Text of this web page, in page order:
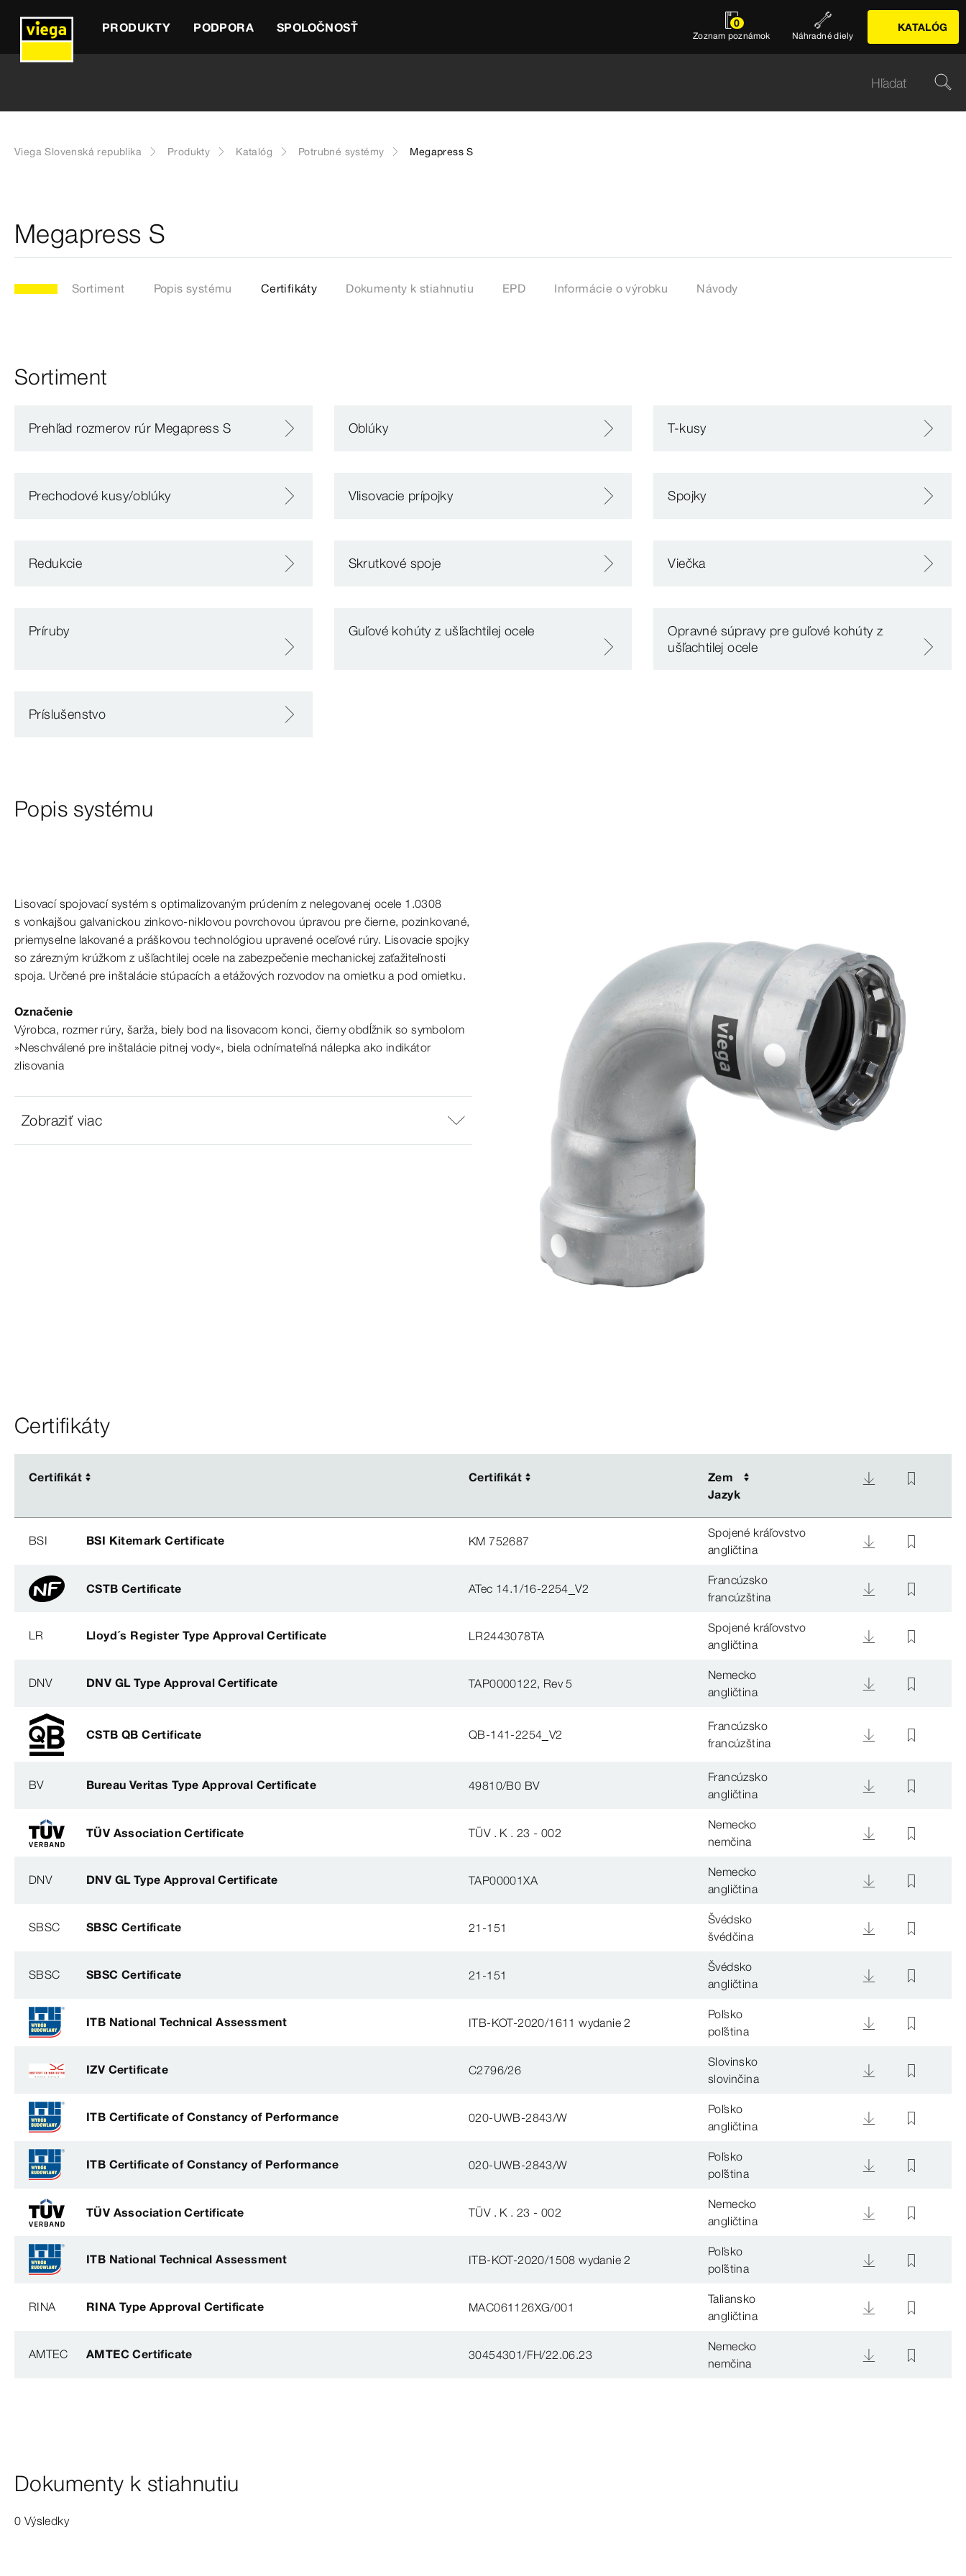
PRODUKTY PODPORA SPOLOČNOSŤ 0
Zoznam poznámok Náhradné diely
KATALÓG
Viega Slovenská republika Produkty Katalóg Potrubné systémy Megapress S
Megapress S
Sortiment Popis systému Certifikáty Dokumenty k stiahnutiu EPD Informácie o výrobku Návody
Sortiment
Prehľad rozmerov rúr Megapress S Oblúky T-kusy
Prechodové kusy/oblúky Vlisovacie prípojky Spojky
Redukcie Skrutkové spoje Viečka
Príruby Guľové kohúty z ušľachtilej ocele
Opravné súpravy pre guľové kohúty z
ušľachtilej ocele
Príslušenstvo
Popis systému
Lisovací spojovací systém soptimalizovaným prúdením z nelegovanej ocele 1.0308
s vonkajšou galvanickou zinkovo-​niklovou povrchovou úpravou pre čierne, pozinkované,
priemyselne lakované a práškovou technológiou upravené oceľové rúry. Lisovacie spojky
sozárezným krúžkom z ušľachtilej ocele nazabezpečenie mechanickej zaťažiteľnosti
spoja. Určené pre inštalácie stúpacích aetážových rozvodov naomietku a pod omietku.
Označenie
Výrobca, rozmer rúry, šarža, biely bod nalisovacom konci, čierny obdĺžnik sosymbolom
»Neschválené pre inštalácie pitnej vody«, biela odnímateľná nálepka ako indikátor
zlisovania
Zobraziť viac
Certifikáty
Certifikát Certifikát
Zem
Jazyk
Certifikát Certifikát
Zem
Jazyk
BSI BSI Kitemark Certificate KM 752687
Spojené kráľovstvo
angličtina
CSTB Certificate ATec 14.1/16-2254_V2
Francúzsko
francúzština
LR Lloyd´s Register Type Approval Certificate LR2443078TA
Spojené kráľovstvo
angličtina
DNV DNV GL Type Approval Certificate TAP0000122, Rev 5
Nemecko
angličtina
CSTB QB Certificate QB-141-2254_V2
Francúzsko
francúzština
BV Bureau Veritas Type Approval Certificate 49810/B0 BV
Francúzsko
angličtina
TÜV Association Certificate TÜV . K . 23 - 002
Nemecko
nemčina
DNV DNV GL Type Approval Certificate TAP00001XA
Nemecko
angličtina
SBSC SBSC Certificate 21-151
Švédsko
švédčina
SBSC SBSC Certificate 21-151
Švédsko
angličtina
ITB National Technical Assessment ITB-KOT-2020/1611 wydanie 2
Poľsko
poľština
IZV Certificate C2796/26
Slovinsko
slovinčina
ITB Certificate of Constancy of Performance 020-UWB-2843/W
Poľsko
angličtina
ITB Certificate of Constancy of Performance 020-UWB-2843/W
Poľsko
poľština
TÜV Association Certificate TÜV . K . 23 - 002
Nemecko
angličtina
ITB National Technical Assessment ITB-KOT-2020/1508 wydanie 2
Poľsko
poľština
RINA RINA Type Approval Certificate MAC061126XG/001
Taliansko
angličtina
AMTEC AMTEC Certificate 30454301/FH/22.06.23
Nemecko
nemčina
Dokumenty k stiahnutiu
0 Výsledky